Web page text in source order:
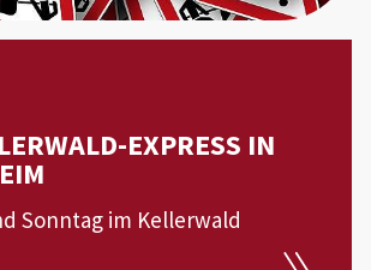
EXPRESS IN
Sonntag im Kellerwald